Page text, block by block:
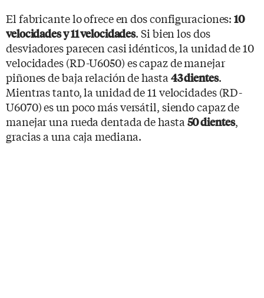
El fabricante lo ofrece en dos configuraciones:10
velocidades y 11 velocidades. Si bien los dos
desviadores parecen casi idénticos, la unidad de 10
velocidades (RD-U6050) es capaz de manejar
piñones de baja relación de hasta 43 dientes.
Mientras tanto, la unidad de 11 velocidades (RD-
U6070) es un poco más versátil, siendo capaz de
manejar una rueda dentada de hasta 50 dientes,
gracias a una caja mediana.